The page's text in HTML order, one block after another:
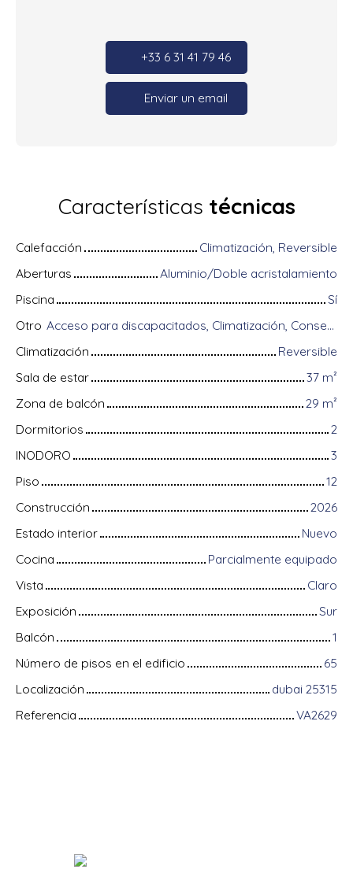
+33 6 31 41 79 46
Enviar un email
Características técnicas
Calefacción
Climatización, Reversible
Aberturas
Aluminio/Doble acristalamiento
Piscina
Sí
Otro
Acceso para discapacitados, Climatización, Conserje, Equipos domóticos, Fibra óptica, Guardián, Intercomunicador, Portón motorizado, Puerta blindada, Sistema de alarma, Videófono, Persianas eléctricas
Climatización
Reversible
Sala de estar
37 m²
Zona de balcón
29 m²
Dormitorios
2
INODORO
3
Piso
12
Construcción
2026
Estado interior
Nuevo
Cocina
Parcialmente equipado
Vista
Claro
Exposición
Sur
Balcón
1
Número de pisos en el edificio
65
Localización
dubai 25315
Referencia
VA2629